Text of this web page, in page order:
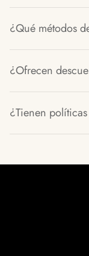
¿Qué métodos
¿Ofrecen
¿Tienen